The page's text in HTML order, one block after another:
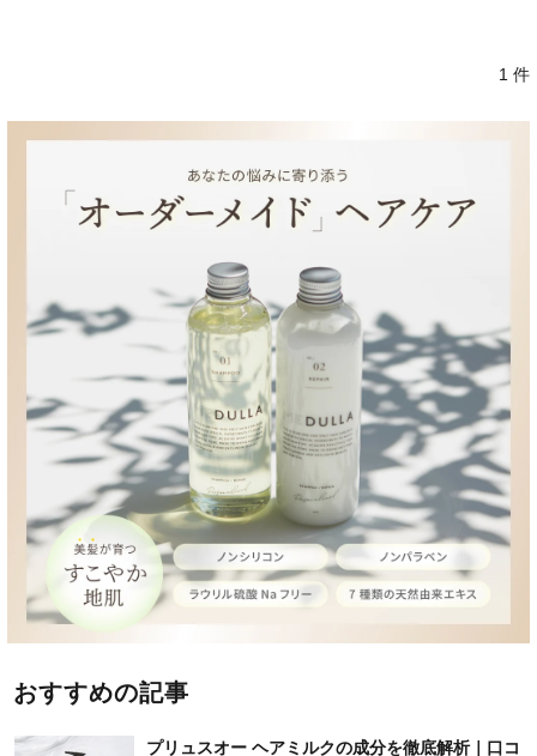
1 件
おすすめの記事
プリュスオー ヘアミルクの成分を徹底解析｜口コ